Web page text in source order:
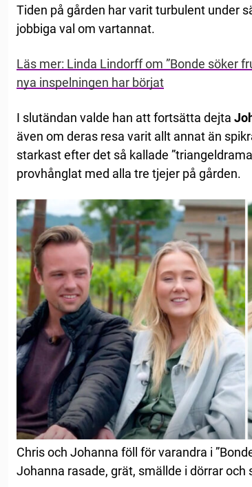
Tiden på gården har varit turbulent under
jobbiga val om vartannat.
Läs mer: Linda Lindorff om ”Bonde söker
nya inspelningen har börjat
I slutändan valde han att fortsätta dejta
även om deras resa varit allt annat än
starkast efter det så kallade
provhånglat med alla tre tjejer på gården.
Chris och Johanna föll för varandra i
Johanna rasade, grät, smällde i dörrar